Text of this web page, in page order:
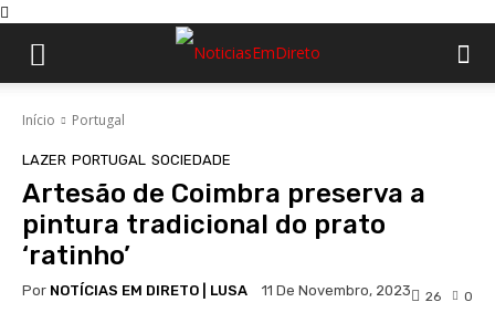
Início Portugal
LAZER PORTUGAL SOCIEDADE
Artesão de Coimbra preserva a
pintura tradicional do prato
‘ratinho’
Por NOTÍCIAS EM DIRETO | LUSA 11 De Novembro, 2023 0
26